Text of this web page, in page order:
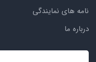
نامه های نمایندگی
درباره ما